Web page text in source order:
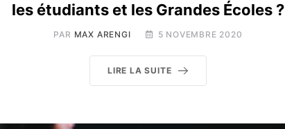
les étudiants et les Grandes Écoles ?
PAR MAX ARENGI 5 NOVEMBRE 2020
LIRE LA SUITE